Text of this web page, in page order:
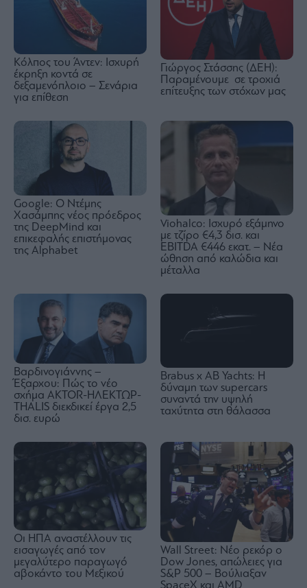
Κόλπος του Άντεν: Ισχυρή
έκρηξη κοντά σε
δεξαμενόπλοιο – Σενάρια
για επίθεση
Γιώργος Στάσσης (ΔΕΗ):
Παραμένουμε σε τροχιά
επίτευξης των στόχων μας
Google: Ο Ντέμης
Χασάμπης νέος πρόεδρος
της DeepMind και
επικεφαλής επιστήμονας
της Alphabet
Viohalco: Ισχυρό εξάμηνο
με τζίρο €4,3 δισ. και
EBITDA €446 εκατ. – Νέα
ώθηση από καλώδια και
μέταλλα
Βαρδινογιάννης –
Έξαρχου: Πώς το νέο
σχήμα ΑKTOR-ΗΛΕΚΤΩΡ-
THALIS διεκδικεί έργα 2,5
δισ. ευρώ
Brabus x AB Yachts: Η
δύναμη των supercars
συναντά την υψηλή
ταχύτητα στη θάλασσα
Οι ΗΠΑ αναστέλλουν τις
εισαγωγές από τον
μεγαλύτερο παραγωγό
αβοκάντο του Μεξικού
Wall Street: Νέο ρεκόρ ο
Dow Jones, απώλειες για
S&P 500 – Βούλιαξαν
SpaceX και AMD